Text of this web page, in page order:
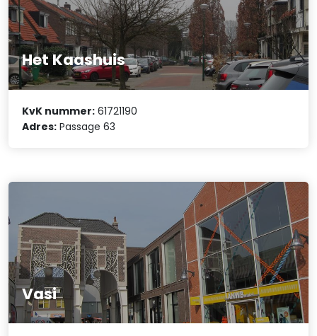
Het Kaashuis
KvK nummer: 61721190
Adres: Passage 63
Vasi